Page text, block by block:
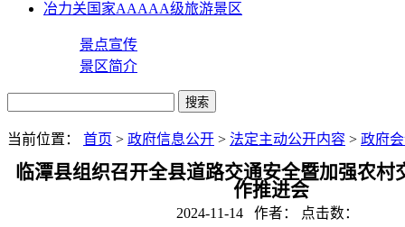
冶力关国家AAAAA级旅游景区
景点宣传
景区简介
当前位置： 首页 > 政府信息公开 > 法定主动公开内容 > 政府
临潭县组织召开全县道路交通安全暨加强农村
作推进会
2024-11-14 作者： 点击数：